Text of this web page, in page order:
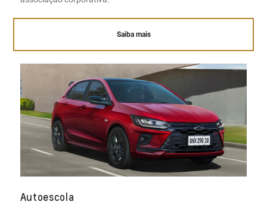
Saiba mais
Autoescola